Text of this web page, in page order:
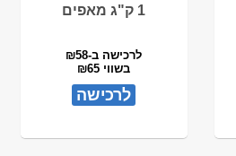
1 ק"ג מאפים
לרכישה ב-₪58
בשווי ₪65
לרכישה